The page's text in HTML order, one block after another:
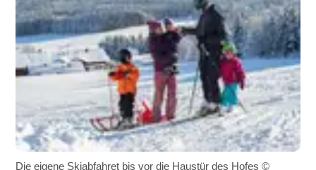
Die eigene Skiabfahret bis vor die Haustür des Hofes ©